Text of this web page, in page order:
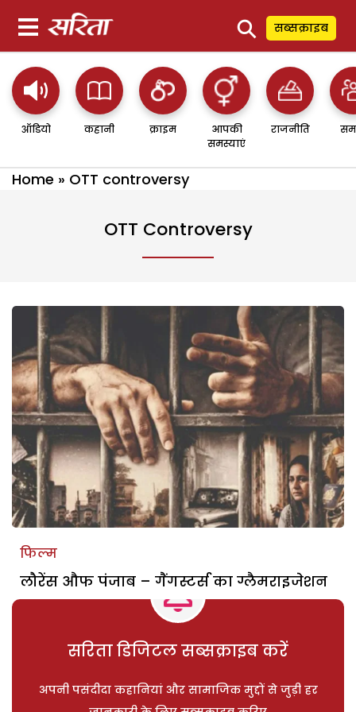
⚲ सब्सक्राइब
ऑडियो कहानी क्राइम
आपकी
समस्याएं
राजनीति
Home » OTT controversy
OTT Controversy
फिल्म
लौरेंस औफ पंजाब – गैंगस्टर्स का ग्लैमराइजेशन
सरिता डिजिटल सब्सक्राइब करें
अपनी पसंदीदा कहानियां और सामाजिक मुद्दों से जुड़ी हर